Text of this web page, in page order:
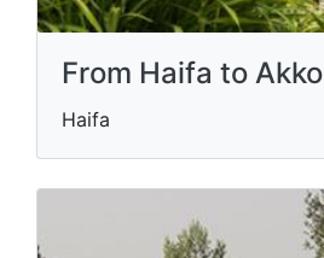
From Haifa to Akko
Haifa